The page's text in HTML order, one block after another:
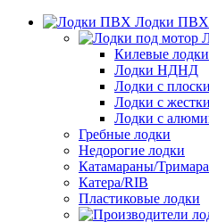
Лодки ПВХ
Килевые лодки
Лодки НДНД
Лодки с
Лодки с
Лодки с
Гребные лодки
Недорогие лодки
Катамараны/
Катера/RIB
Пластиковые лодки